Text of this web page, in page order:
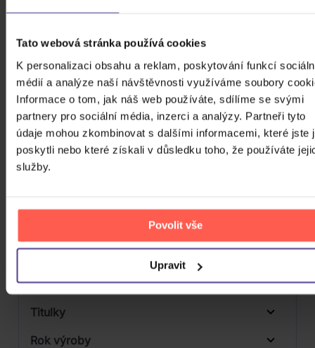
Tato webová stránka používá cookies
K personalizaci obsahu a reklam, poskytování funkcí
médií a analýze naší návštěvnosti využíváme soubory
Informace o tom, jak náš web používáte, sdílíme se svými
partnery pro sociální média, inzerci a analýzy. Partneři tyto
údaje mohou zkombinovat s dalšími informacemi, které jste
poskytli nebo které získali v důsledku toho, že používáte
služby.
Povolit vše
Upravit
CD
2
Počet MC
Počet DVD
Počet BD
Počet vinyl
Počet KiT
Zvuk
Titulky
Rok výroby